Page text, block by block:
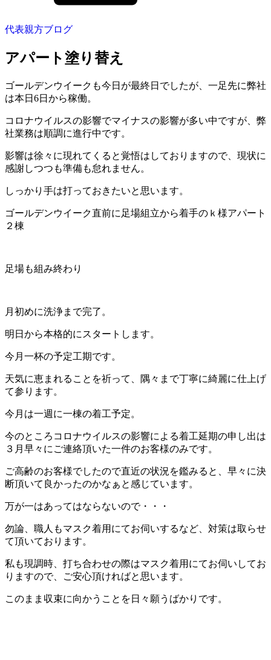
代表親方ブログ
アパート塗り替え
ゴールデンウイークも今日が最終日でしたが、一足先に弊社
は本日6日から稼働。
コロナウイルスの影響でマイナスの影響が多い中ですが、弊
社業務は順調に進行中です。
影響は徐々に現れてくると覚悟はしておりますので、現状に
感謝しつつも準備も怠れません。
しっかり手は打っておきたいと思います。
ゴールデンウイーク直前に足場組立から着手のｋ様アパート
２棟
足場も組み終わり
月初めに洗浄まで完了。
明日から本格的にスタートします。
今月一杯の予定工期です。
天気に恵まれることを祈って、隅々まで丁寧に綺麗に仕上げ
て参ります。
今月は一週に一棟の着工予定。
今のところコロナウイルスの影響による着工延期の申し出は
３月早々にご連絡頂いた一件のお客様のみです。
ご高齢のお客様でしたので直近の状況を鑑みると、早々に決
断頂いて良かったのかなぁと感じています。
万が一はあってはならないので・・・
勿論、職人もマスク着用にてお伺いするなど、対策は取らせ
て頂いております。
私も現調時、打ち合わせの際はマスク着用にてお伺いしてお
りますので、ご安心頂ければと思います。
このまま収束に向かうことを日々願うばかりです。